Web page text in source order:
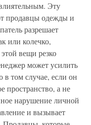
Эту
продавцы одежды и
разрешает
или колечко,
вещи резко
может усилить
в том случае, если он
пространство, а не
нарушение личной
и вызывает